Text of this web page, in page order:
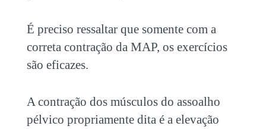
É preciso ressaltar que somente com a
correta contração da MAP, os exercícios
são eficazes.
A contração dos músculos do assoalho
pélvico propriamente dita é a elevação